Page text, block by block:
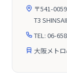
〒541-
T3
TEL: 06-
大阪メト